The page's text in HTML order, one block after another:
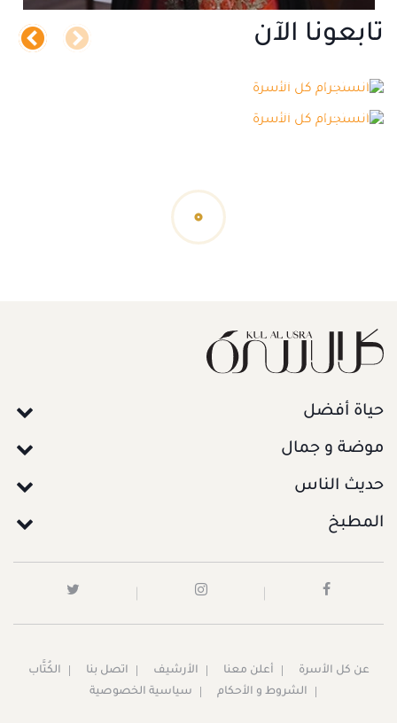
تابعونا الآن
انستجرام كل الأسرة
انستجرام كل الأسرة
حياة أفضل
موضة و جمال
حديث الناس
المطبخ
عن كل الأسرة أعلن معنا الأرشيف اتصل بنا
الكُتَّاب
الشروط و الأحكام
سياسية الخصوصية